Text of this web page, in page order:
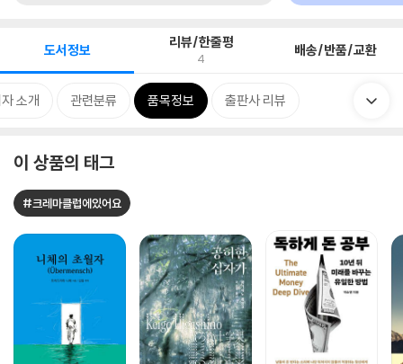
도서정보 리뷰/한줄평
4 배송/반품/교환
소개 관련분류 품목정보 출판사 리뷰
이 상품의 태그
#크레마클럽에있어요